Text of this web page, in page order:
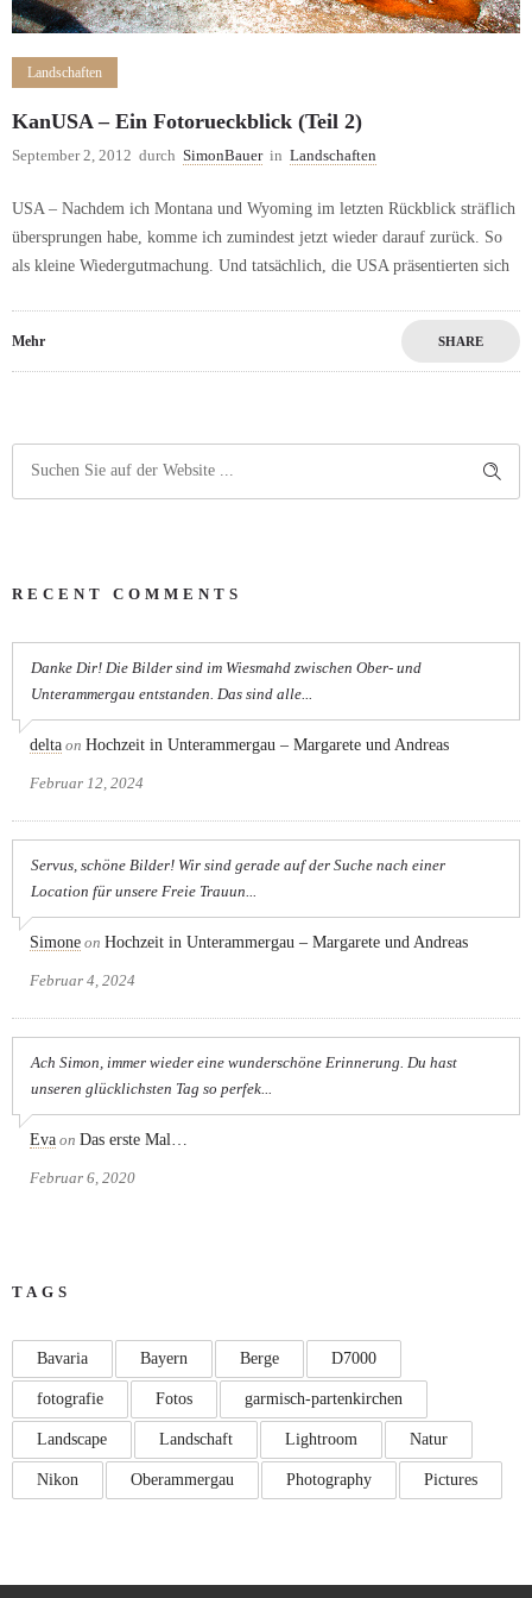
Landschaften
KanUSA – Ein Fotorueckblick (Teil 2)
September 2, 2012 durch SimonBauer in Landschaften
USA – Nachdem ich Montana und Wyoming im letzten Rückblick sträflich
übersprungen habe, komme ich zumindest jetzt wieder darauf zurück. So
als kleine Wiedergutmachung. Und tatsächlich, die USA präsentierten sich
Mehr SHARE
RECENT COMMENTS
Danke Dir! Die Bilder sind im Wiesmahd zwischen Ober- und
Unterammergau entstanden. Das sind alle...
delta on Hochzeit in Unterammergau – Margarete und Andreas
Februar 12, 2024
Servus, schöne Bilder! Wir sind gerade auf der Suche nach einer
Location für unsere Freie Trauun...
Simone on Hochzeit in Unterammergau – Margarete und Andreas
Februar 4, 2024
Ach Simon, immer wieder eine wunderschöne Erinnerung. Du hast
unseren glücklichsten Tag so perfek...
Eva on Das erste Mal…
Februar 6, 2020
TAGS
Bavaria Bayern Berge D7000
fotografie Fotos garmisch-partenkirchen
Landscape Landschaft Lightroom Natur
Nikon Oberammergau Photography Pictures